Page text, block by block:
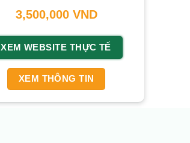
3,500,000 VND
XEM WEBSITE THỰC TẾ
XEM THÔNG TIN